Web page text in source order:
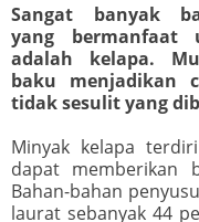
Sangat banyak
yang bermanfaat
adalah kelapa.
baku menjadikan
tidak sesulit yang
Minyak kelapa
dapat memberikan
Bahan-bahan
laurat sebanyak 44